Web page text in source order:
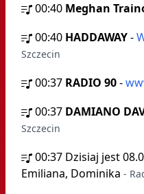
00:40 Meghan
00:40 HADDAWAY-
Szczecin
00:37 RADIO 90-
00:37 DAMIANO
Szczecin
00:37 Dzisiaj jest
Emiliana, Dominika -